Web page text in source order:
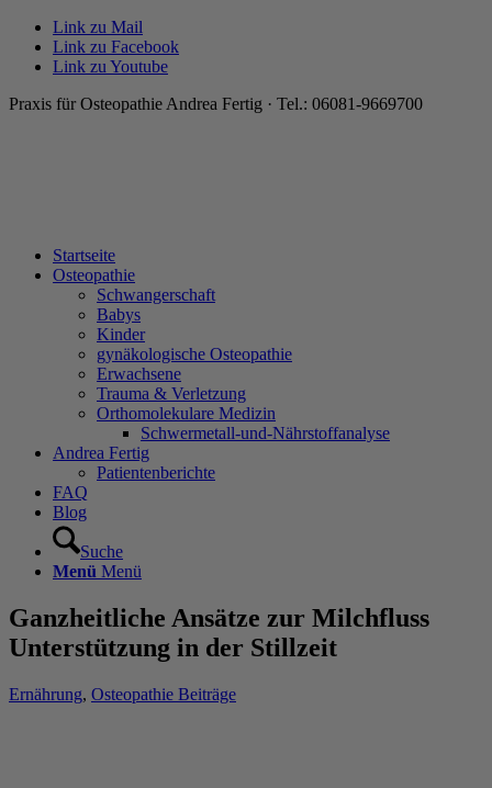
Link zu Mail
Link zu Facebook
Link zu Youtube
Praxis für Osteopathie Andrea Fertig · Tel.: 06081-9669700
Startseite
Osteopathie
Schwangerschaft
Babys
Kinder
gynäkologische Osteopathie
Erwachsene
Trauma & Verletzung
Orthomolekulare Medizin
Schwermetall-und-Nährstoffanalyse
Andrea Fertig
Patientenberichte
FAQ
Blog
Suche
Menü Menü
Ganzheitliche Ansätze zur Milchfluss
Unterstützung in der Stillzeit
Ernährung, Osteopathie Beiträge